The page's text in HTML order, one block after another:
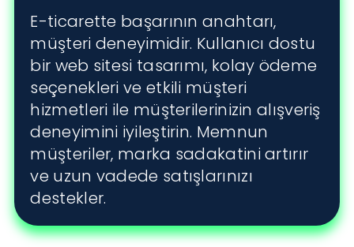
E-ticarette başarının anahtarı,
müşteri deneyimidir. Kullanıcı dostu
bir web sitesi tasarımı, kolay ödeme
seçenekleri ve etkili müşteri
hizmetleri ile müşterilerinizin alışveriş
deneyimini iyileştirin. Memnun
müşteriler, marka sadakatini artırır
ve uzun vadede satışlarınızı
destekler.